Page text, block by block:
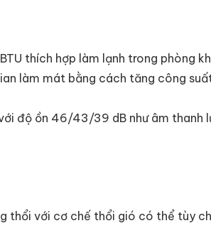
thích hợp làm lạnh trong phòng
làm mát bằng cách tăng công
độ ồn 46/43/39 dB như âm
thổi với cơ chế thổi gió có thể tùy